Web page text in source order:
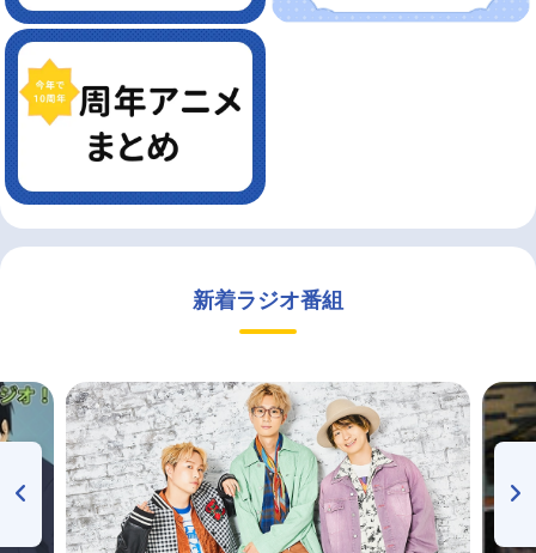
新着ラジオ番組